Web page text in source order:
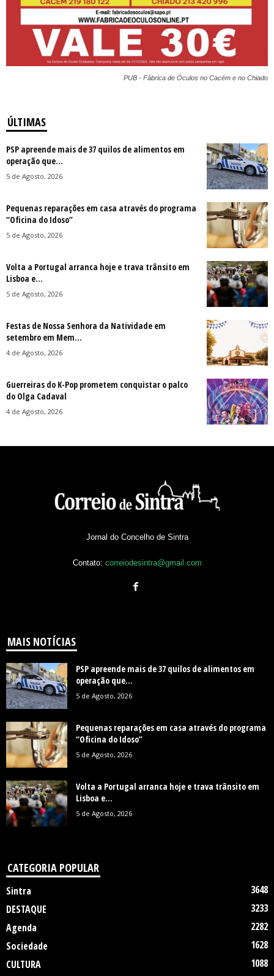
PUB - Fábrica de Óculos no Cacém e no Chiado
ÚLTIMAS
PSP apreende mais de 37 quilos de alimentos em
operação que...
5 de Agosto, 2026
Pequenas reparações em casa através do programa
“Oficina do Idoso”
5 de Agosto, 2026
Volta a Portugal arranca hoje e trava trânsito em
Lisboa e...
5 de Agosto, 2026
Festas de Nossa Senhora da Natividade em
setembro em Mem...
4 de Agosto, 2026
Guerreiras do K-Pop prometem conquistar o palco
do Olga Cadaval
4 de Agosto, 2026
Jornal do Concelho de Sintra
Contato: correiodesintra@gmail.com
MAIS NOTÍCIAS
PSP apreende mais de 37 quilos de alimentos em
operação que...
5 de Agosto, 2026
Pequenas reparações em casa através do programa
“Oficina do Idoso”
5 de Agosto, 2026
Volta a Portugal arranca hoje e trava trânsito em
Lisboa e...
5 de Agosto, 2026
CATEGORIA POPULAR
Sintra
3648
DESTAQUE
3233
Agenda
2282
Sociedade
1628
CULTURA
1088